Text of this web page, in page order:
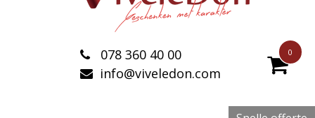
0
078 360 40 00
info@viveledon.com